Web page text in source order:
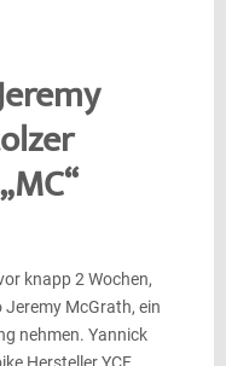
knapp 2 Wochen,
McGrath, ein
nehmen. Yannick